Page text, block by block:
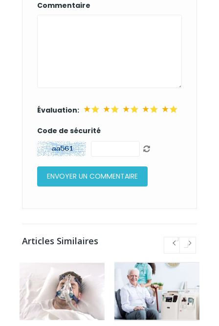
Commentaire
Évaluation: ★ ★ ★ ★ ★
Code de sécurité
Articles Similaires